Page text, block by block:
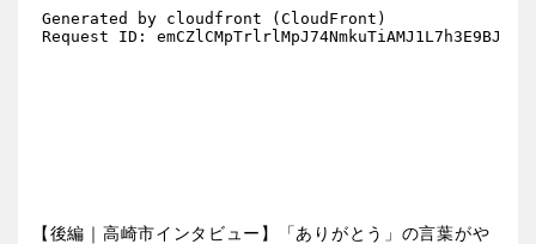
【後編｜高崎市インタビュー】「ありがとう」の言葉がや